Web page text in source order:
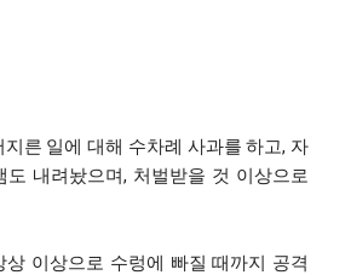
른 일에 대해 수차례 사과를 하고, 자
도 내려놨으며, 처벌받을 것 이상으로
상 이상으로 수렁에 빠질 때까지 공격